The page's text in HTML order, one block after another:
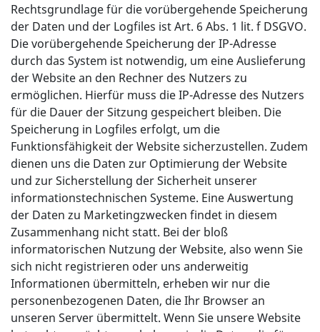
Rechtsgrundlage für die vorübergehende Speicherung
der Daten und der Logfiles ist Art. 6 Abs. 1 lit. f DSGVO.
Die vorübergehende Speicherung der IP-Adresse
durch das System ist notwendig, um eine Auslieferung
der Website an den Rechner des Nutzers zu
ermöglichen. Hierfür muss die IP-Adresse des Nutzers
für die Dauer der Sitzung gespeichert bleiben. Die
Speicherung in Logfiles erfolgt, um die
Funktionsfähigkeit der Website sicherzustellen. Zudem
dienen uns die Daten zur Optimierung der Website
und zur Sicherstellung der Sicherheit unserer
informationstechnischen Systeme. Eine Auswertung
der Daten zu Marketingzwecken findet in diesem
Zusammenhang nicht statt. Bei der bloß
informatorischen Nutzung der Website, also wenn Sie
sich nicht registrieren oder uns anderweitig
Informationen übermitteln, erheben wir nur die
personenbezogenen Daten, die Ihr Browser an
unseren Server übermittelt. Wenn Sie unsere Website